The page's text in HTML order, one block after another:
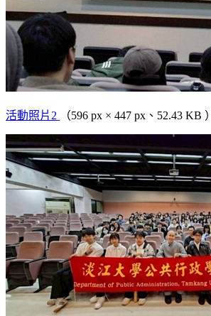
活動照片2 （596 px × 447 px、52.43 KB ）